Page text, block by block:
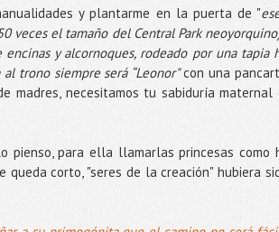
y plantarme en la puerta de "
veces el tamaño del Central Park
y alcornoques, rodeado por una tapia
trono siempre será “Leonor"con una
madres, necesitamos tu sabiduría maternal
pienso, para ella llamarlas princesas como
queda corto, "seres de la creación" hubiera